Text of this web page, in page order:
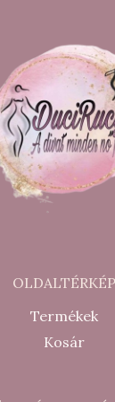
OLDALTÉRKÉP
Termékek
Kosár